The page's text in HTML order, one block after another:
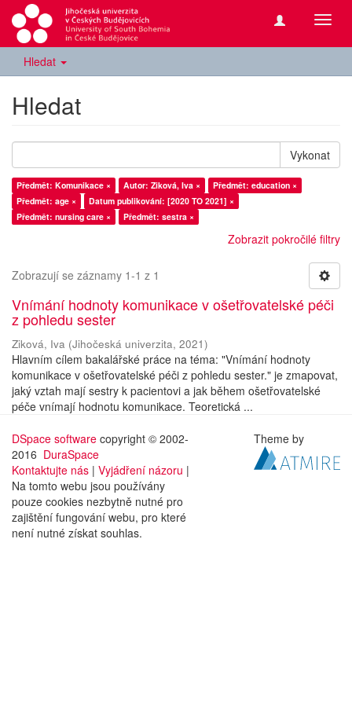
Hledat
Hledat
Vykonat
Předmět: Komunikace × Autor: Ziková, Iva ×
Předmět: education ×
Předmět: age ×
Datum publikování: [2020 TO 2021] ×
Předmět: nursing care ×
Předmět: sestra ×
Zobrazit pokročilé filtry
Zobrazují se záznamy 1-1 z 1
Vnímání hodnoty komunikace v ošetřovatelské péči
z pohledu sester
Ziková, Iva (Jihočeská univerzita, 2021)
Hlavním cílem bakalářské práce na téma: "Vnímání hodnoty
komunikace v ošetřovatelské péči z pohledu sester." je zmapovat,
jaký vztah mají sestry k pacientovi a jak během ošetřovatelské
péče vnímají hodnotu komunikace. Teoretická ...
DSpace software copyright © 2002-
2016 DuraSpace
Kontaktujte nás | Vyjádření názoru |
Na tomto webu jsou používány
pouze cookies nezbytně nutné pro
zajištění fungování webu, pro které
není nutné získat souhlas.
Theme by